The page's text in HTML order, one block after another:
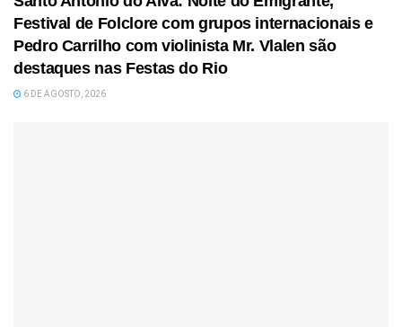
Festival de Folclore com grupos internacionais e
Pedro Carrilho com violinista Mr. Vlalen são
destaques nas Festas do Rio
6 DE AGOSTO, 2026